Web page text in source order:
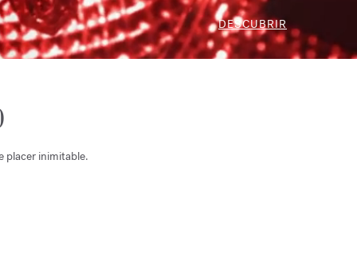
DESCUBRIR
placer inimitable.